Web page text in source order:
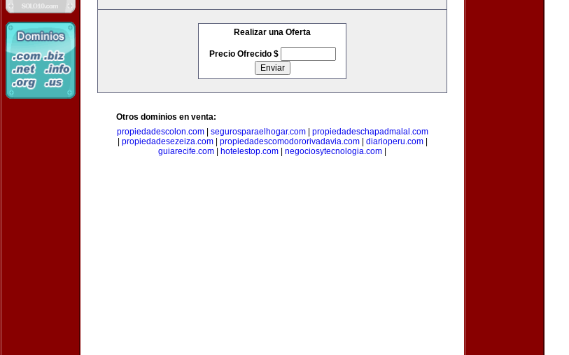
Realizar una Oferta
Precio Ofrecido $
Otros dominios en venta:
propiedadescolon.com| segurosparaelhogar.com| propiedadeschapadmalal.com
propiedadesezeiza.com| propiedadescomodororivadavia.com| diarioperu.com|
guiarecife.com
hotelestop.com negociosytecnologia.com